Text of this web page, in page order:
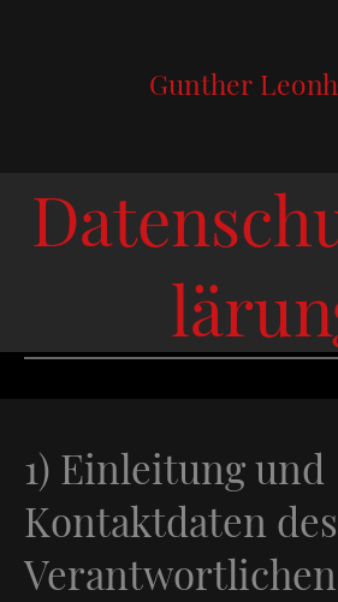
Gunther
1) Einleitung und
Kontaktdaten des
Verantwortlichen